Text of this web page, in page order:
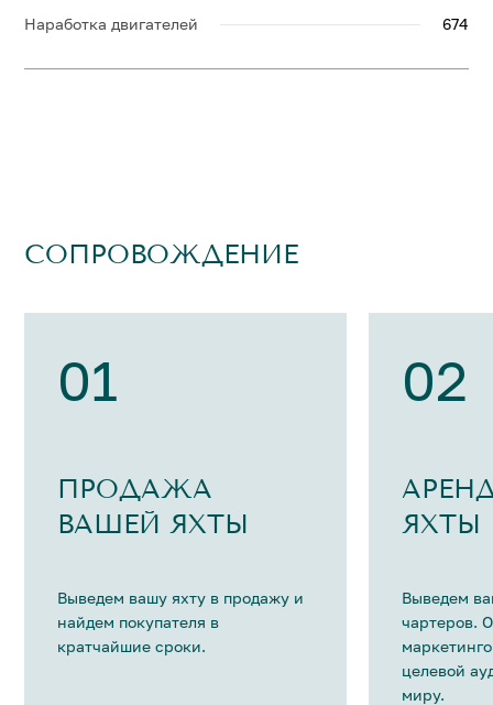
Наработка двигателей 674
СОПРОВОЖДЕНИЕ
01
ПРОДАЖА
ВАШЕЙ ЯХТЫ
Выведем вашу яхту в продажу и
найдем покупателя в
кратчайшие сроки.
02
ЯХТЫ
Выведем
чартеров.
целевой
миру.